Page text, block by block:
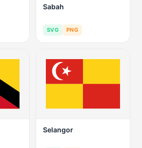
Sabah
SVG PNG
Selangor